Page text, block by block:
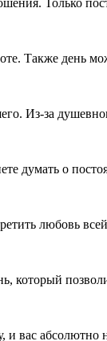
Также день
Из-за
думать о
любовь
который
вас абсолютно